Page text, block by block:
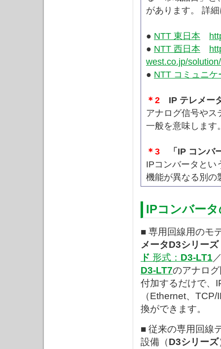
があります。 詳
● NTT 東日本
● NTT 西日本
west.co.jp/
● NTT コミュニケ
＊2 IP テレメー
アナログ信号やス
一般を意味します
＊3 「IP コンバ
IPコンバータとい
機能が異なる別の
IPコンバー
■ 専用回線用のモ
メータD3シリーズ
ド 形式： D3-LT1
D3-LT7のアナロ
付加するだけで、
（Ethernet、
換ができます。
■ 従来の専用回線
設備（D3シリーズ